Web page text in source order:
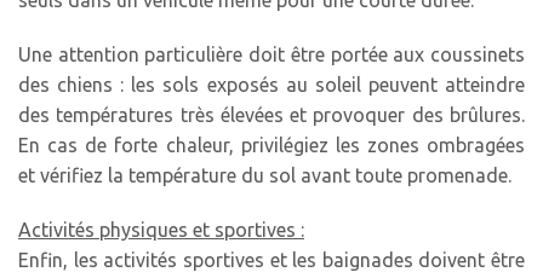
Une attention particulière doit être portée aux coussinets
des chiens : les sols exposés au soleil peuvent atteindre
des températures très élevées et provoquer des brûlures.
En cas de forte chaleur, privilégiez les zones ombragées
et vérifiez la température du sol avant toute promenade.
Activités physiques et sportives :
Enfin, les activités sportives et les baignades doivent être